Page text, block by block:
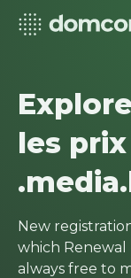
les
New
which Renewal
always free to